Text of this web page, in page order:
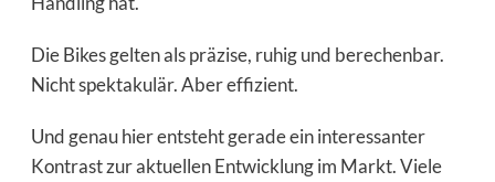
Die Bikes gelten als präzise, ruhig und berechenbar.
Nicht spektakulär. Aber effizient.
Und genau hier entsteht gerade ein interessanter
Kontrast zur aktuellen Entwicklung im Markt. Viele